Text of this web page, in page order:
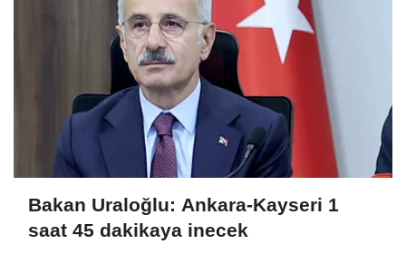
Bakan Uraloğlu: Ankara-Kayseri 1
saat 45 dakikaya inecek